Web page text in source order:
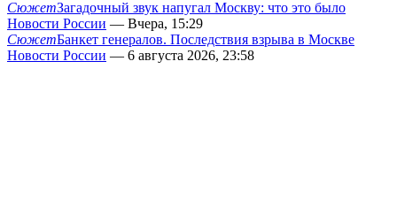
СюжетЗагадочный звук напугал Москву: что это было
Новости России — Вчера, 15:29
СюжетБанкет генералов. Последствия взрыва в Москве
Новости России — 6 августа 2026, 23:58